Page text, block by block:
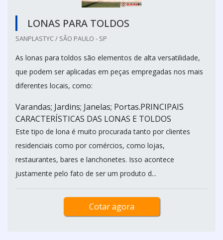
LONAS PARA TOLDOS
SANPLASTYC / SÃO PAULO - SP
As lonas para toldos são elementos de alta versatilidade,
que podem ser aplicadas em peças empregadas nos mais
diferentes locais, como:
Varandas; Jardins; Janelas; Portas.PRINCIPAIS
CARACTERÍSTICAS DAS LONAS E TOLDOS
Este tipo de lona é muito procurada tanto por clientes
residenciais como por comércios, como lojas,
restaurantes, bares e lanchonetes. Isso acontece
justamente pelo fato de ser um produto d...
Cotar agora